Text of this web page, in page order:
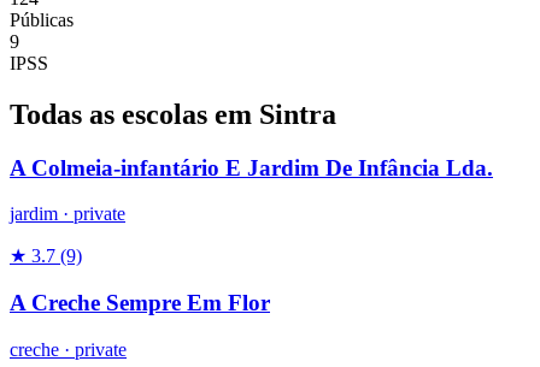
Públicas
9
IPSS
Todas as escolas em Sintra
A Colmeia-infantário E Jardim De Infância Lda.
jardim · private
★ 3.7 (9)
A Creche Sempre Em Flor
creche · private